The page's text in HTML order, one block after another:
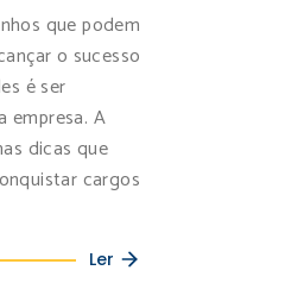
que podem
o sucesso
é ser
empresa. A
dicas que
cargos
Ler